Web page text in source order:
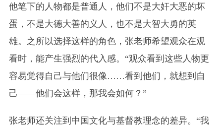
他笔下的人物都是普通人，他们不是大奸大恶的坏
蛋，不是大德大善的义人，也不是大智大勇的英
雄。之所以选择这样的角色，张老师希望观众在观
看时，能产生强烈的代入感。“观众看到这些人物更
容易觉得自己与他们很像……看到他们，就想到自
己——他们会这样，那我会如何？”
张老师还关注到中国文化与基督教理念的差异。“我